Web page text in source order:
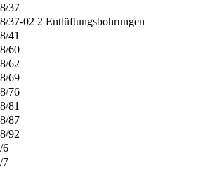
37
37-02 2 Entlüftungsbohrungen
41
60
62
69
76
81
87
92
6
7